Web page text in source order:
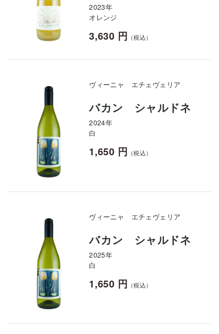
2023年
オレンジ
3,630 円 （税込）
ヴィーニャ エチェヴェリア
バカン シャルドネ
2024年
白
1,650 円 （税込）
ヴィーニャ エチェヴェリア
バカン シャルドネ
2025年
白
1,650 円 （税込）